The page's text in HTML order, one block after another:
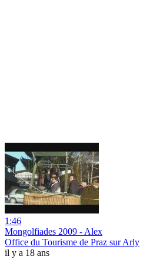
1:46
Mongolfiades 2009 - Alex
Office du Tourisme de Praz sur Arly
il y a 18 ans